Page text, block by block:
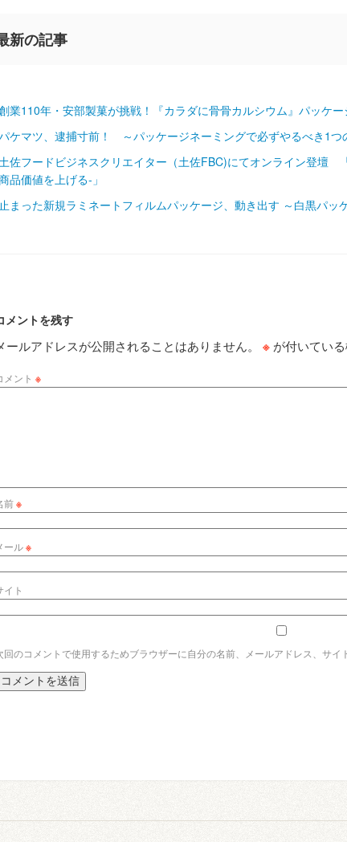
新の記事
業110年・安部製菓が挑戦！『カラダに骨骨カルシウム』パッケ
ケマツ、逮捕寸前！ ～パッケージネーミングで必ずやるべき1つ
佐フードビジネスクリエイター（土佐FBC)にてオンライン登壇
品価値を上げる‐」
まった新規ラミネートフィルムパッケージ、動き出す ～白黒パッ
メントを残す
ールアドレスが公開されることはありません。 ※ が付いてい
メント ※
前※
ール※
イト
回のコメントで使用するためブラウザーに自分の名前、メールアドレス、サイ